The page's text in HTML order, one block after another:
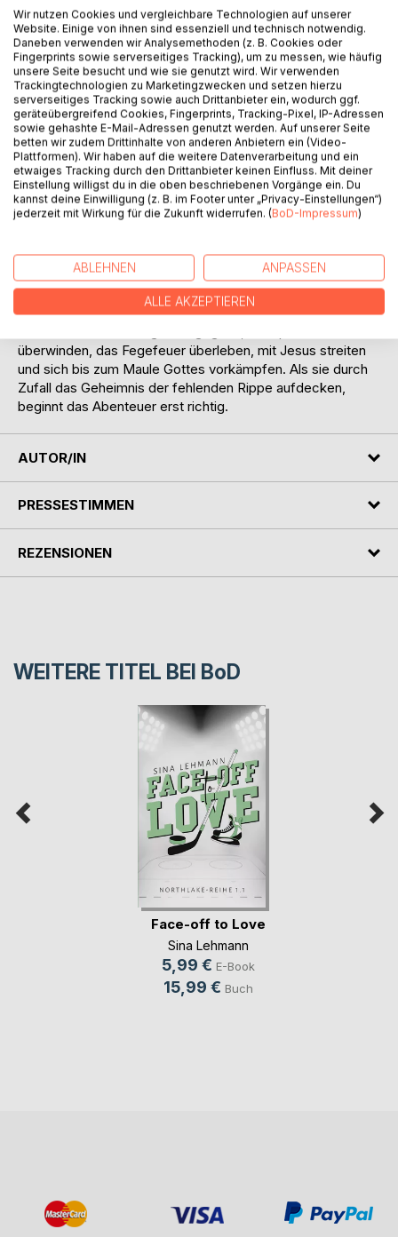
BESCHREIBUNG
Alles Zufall? Kann passieren!
Westkreta. Im beschaulichen Dorf Azogires geschieht ein
Unglück. Der Ex-Afghanistan-Soldat Riemen muss
abenteuerlichen Flucht in einem amerikanischen
Straßenkreuzer über alle Berge.
Der Fluchtweg führt sie direkt in die Unterwelt des Hades.
überwinden, das Fegefeuer überleben, mit Jesus streiten
und sich bis zum Maule Gottes vorkämpfen. Als sie durch
Zufall das Geheimnis der fehlenden Rippe aufdecken,
beginnt das Abenteuer erst richtig.
AUTOR/IN
PRESSESTIMMEN
REZENSIONEN
WEITERE TITEL BEI BoD
Face-off to Love
Sina Lehmann
5,99 € E-Book
15,99 € Buch
Wir nutzen Cookies und vergleichbare Technologien auf unserer
Website. Einige von ihnen sind essenziell und technisch notwendig.
Daneben verwenden wir Analysemethoden (z. B. Cookies oder
Fingerprints sowie serverseitiges Tracking), um zu messen, wie häufig
unsere Seite besucht und wie sie genutzt wird. Wir verwenden
Trackingtechnologien zu Marketingzwecken und setzen hierzu
serverseitiges Tracking sowie auch Drittanbieter ein, wodurch ggf.
geräteübergreifend Cookies, Fingerprints, Tracking-Pixel, IP-Adressen
sowie gehashte E-Mail-Adressen genutzt werden. Auf unserer Seite
betten wir zudem Drittinhalte von anderen Anbietern ein (Video-
Plattformen). Wir haben auf die weitere Datenverarbeitung und ein
etwaiges Tracking durch den Drittanbieter keinen Einfluss. Mit deiner
Einstellung willigst du in die oben beschriebenen Vorgänge ein. Du
kannst deine Einwilligung (z. B. im Footer unter „Privacy-Einstellungen“)
jederzeit mit Wirkung für die Zukunft widerrufen. (BoD-Impressum)
ABLEHNEN ANPASSEN
ALLE AKZEPTIEREN